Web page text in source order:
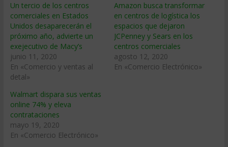
Un tercio de los centros
comerciales en Estados
Unidos desaparecerán el
próximo año, advierte un
exejecutivo de Macy’s
junio 11, 2020
En «Comercio y ventas al
detal»
Amazon busca transformar
en centros de logística los
espacios que dejaron
JCPenney y Sears en los
centros comerciales
agosto 12, 2020
En «Comercio Electrónico»
Walmart dispara sus ventas
online 74% y eleva
contrataciones
mayo 19, 2020
En «Comercio Electrónico»